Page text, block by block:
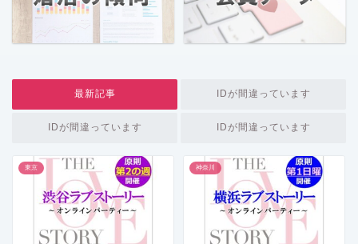
最新記事 IDが間違っています
IDが間違っています IDが間違っています
東京 神奈川